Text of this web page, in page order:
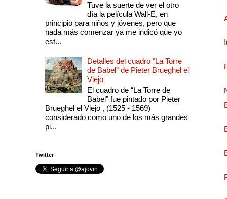
Tuve la suerte de ver el otro
día la película Wall-E, en
principio para niños y jóvenes, pero que
nada más comenzar ya me indicó que yo
est...
Detalles del cuadro "La Torre
de Babel" de Pieter Brueghel el
Viejo
El cuadro de “La Torre de
Babel” fue pintado por Pieter
Brueghel el Viejo , (1525 - 1569)
considerado como uno de los más grandes
pi...
Twitter